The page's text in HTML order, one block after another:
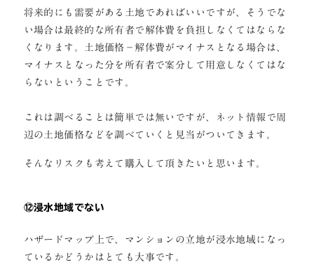
将来的にも需要がある土地であればいいですが、そうでな
い場合は最終的な所有者で解体費を負担しなくてはならな
くなります。土地価格－解体費がマイナスとなる場合は、
マイナスとなった分を所有者で案分して用意しなくてはな
らないということです。
これは調べることは簡単では無いですが、ネット情報で周
辺の土地価格などを調べていくと見当がついてきます。
そんなリスクも考えて購入して頂きたいと思います。
⑫浸水地域でない
ハザードマップ上で、マンションの立地が浸水地域になっ
ているかどうかはとても大事です。